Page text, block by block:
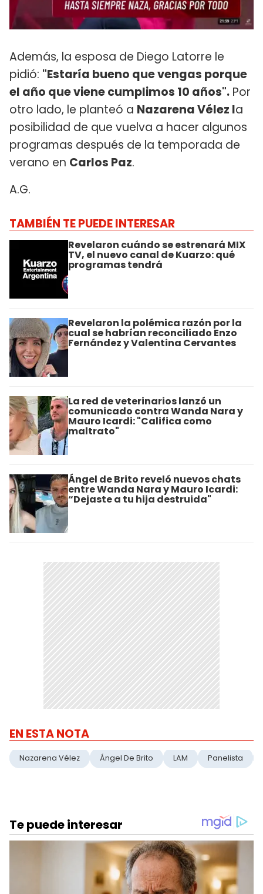
Además, la esposa de Diego Latorre le
pidió: "Estaría bueno que vengas porque
el año que viene cumplimos 10 años". Por
otro lado, le planteó a Nazarena Vélez la
posibilidad de que vuelva a hacer algunos
programas después de la temporada de
verano en Carlos Paz.
A.G.
TAMBIÉN TE PUEDE INTERESAR
Revelaron cuándo se estrenará MIX
TV, el nuevo canal de Kuarzo: qué
programas tendrá
Revelaron la polémica razón por la
cual se habrían reconciliado Enzo
Fernández y Valentina Cervantes
La red de veterinarios lanzó un
comunicado contra Wanda Nara y
Mauro Icardi: "Califica como
maltrato"
Ángel de Brito reveló nuevos chats
entre Wanda Nara y Mauro Icardi:
“Dejaste a tu hija destruida"
EN ESTA NOTA
Nazarena Vélez Ángel De Brito LAM Panelista